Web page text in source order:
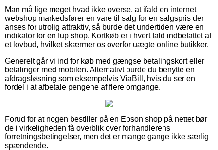
Man må lige meget hvad ikke overse, at ifald en internet
webshop markedsfører en vare til salg for en salgspris der
anses for utrolig attraktiv, så burde det undertiden være en
indikator for en fup shop. Kortkøb er i hvert fald indbefattet af
et lovbud, hvilket skærmer os overfor uægte online butikker.
Generelt går vi ind for køb med gængse betalingskort eller
betalinger med mobilen. Alternativt burde du benytte en
afdragsløsning som eksempelvis ViaBill, hvis du ser en
fordel i at afbetale pengene af flere omgange.
Forud for at nogen bestiller på en Epson shop på nettet bør
de i virkeligheden få overblik over forhandlerens
forretningsbetingelser, men det er mange gange ikke særlig
spændende.